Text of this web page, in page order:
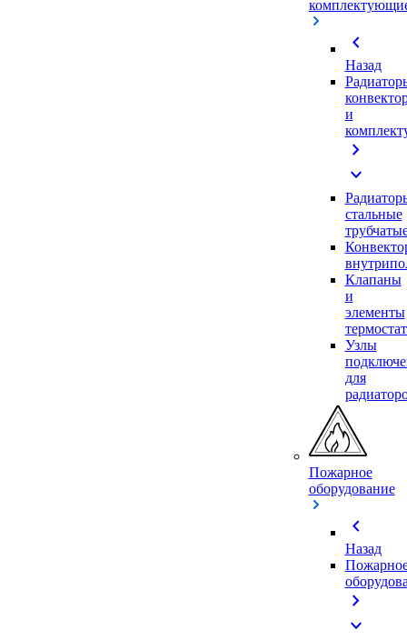
chevron_left
Назад
и
chevron_right
expand_more
стальные
Клапаны
и
элементы
Узлы
для
Пожарное
оборудование
chevron_left
Назад
chevron_right
expand_more